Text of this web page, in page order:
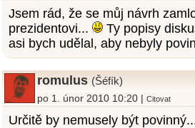
Jsem rád, že se můj návrh
prezidentovi...
Ty popisy
asi bych udělal, aby nebyly
romulus (Šéfík)
po 1. únor 2010 10:20 |Citovat
Určitě by nemusely být